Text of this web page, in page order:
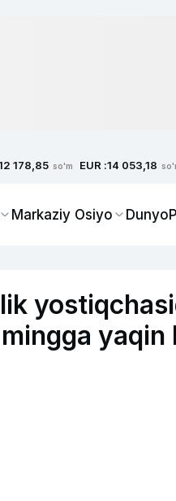
178,85 so'm EUR :14 053,18
Markaziy Osiyo Dunyo
yaqin